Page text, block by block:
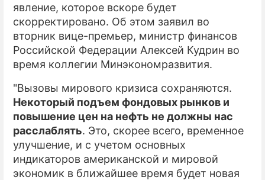
ПРОИСШЕСТВИЯ
СОННИК
СТИЛЬ ЖИЗНИ
ИГРЫ
ПРЕСС-РЕЛИЗЫ
О ПРОЕКТЕ
явление, которое вскоре будет
скорректировано. Об этом заявил во
вторник вице-премьер, министр финансов
Российской Федерации Алексей Кудрин во
время коллегии Минэкономразвития.
"Вызовы мирового кризиса сохраняются.
Некоторый подъем фондовых рынков и
повышение цен на нефть не должны нас
расслаблять. Это, скорее всего, временное
улучшение, и с учетом основных
индикаторов американской и мировой
экономик в ближайшее время будет новая